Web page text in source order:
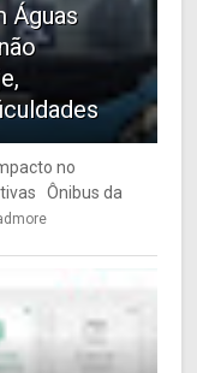
Águas
no
Ônibus da